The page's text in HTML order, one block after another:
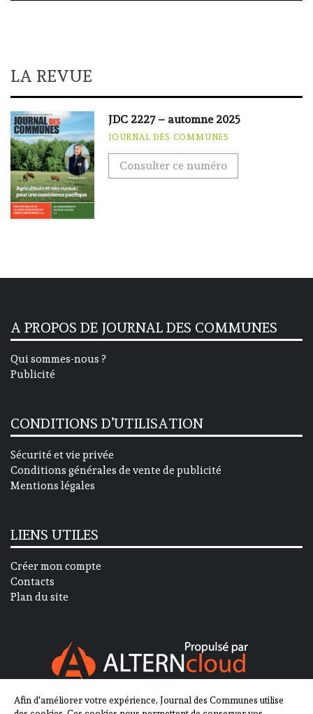
LA REVUE
JDC 2227 – automne 2025
JOURNAL DES COMMUNES
Consulter ce numéro
A PROPOS DE JOURNAL DES COMMUNES
Qui sommes-nous ?
Publicité
CONDITIONS D’UTILISATION
Sécurité et vie privée
Conditions générales de vente de publicité
Mentions légales
LIENS UTILES
Créer mon compte
Contacts
Plan du site
SUIVEZ-NOUS SUR
Afin d'améliorer votre expérience, Journal des Communes utilise